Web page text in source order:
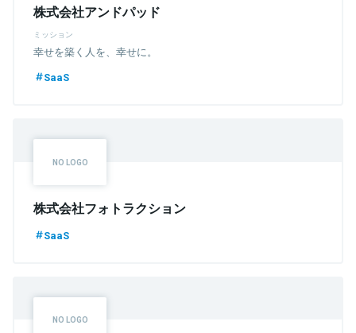
株式会社アンドパッド
ミッション
幸せを築く人を、幸せに。
SaaS
株式会社フォトラクション
SaaS